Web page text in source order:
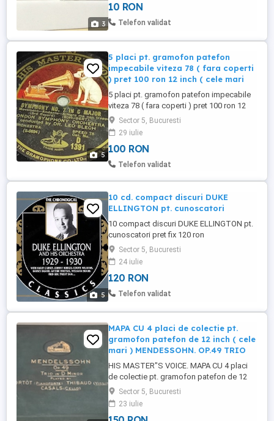
3
10 RON
Telefon validat
5
5 placi pt. gramofon patefon
impecabile viteza 78 ( fara coperti
) pret 100 ron 12 inch ( cele mari
5 placi pt. gramofon patefon impecabile
viteza 78 ( fara coperti ) pret 100 ron 12
inch ( cele mari ) - titlurile in poze
Sector 5, Bucuresti
29 iulie
100 RON
Telefon validat
5
10 cd. compact discuri DUKE
ELLINGTON pt. cunoscatori
10 compact discuri DUKE ELLINGTON pt.
cunoscatori pret fix 120 ron
Sector 5, Bucuresti
24 iulie
120 RON
Telefon validat
MAPA CU 4 placi de colectie pt.
gramofon patefon de 12 inch ( cele
mari ) MENDESSOHN. OP.49 TRIO
HIS MASTER"S VOICE. MAPA CU 4 placi
de colectie pt. gramofon patefon de 12
inch ( cele mari ) viteza 78 -
MENDESSOHN. OP.49 TRIO IN D MINOR.
impecabile pret 150 ron
Sector 5, Bucuresti
23 iulie